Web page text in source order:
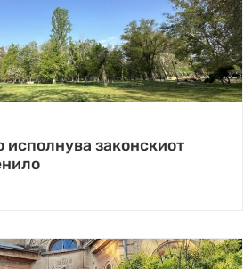
исполнува законскиот